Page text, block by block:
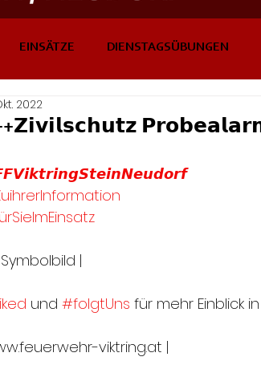
EINSÄTZE DIENSTAGSÜBUNGEN
2022
|
und #folgtUns für mehr Einblick
viktring.at |